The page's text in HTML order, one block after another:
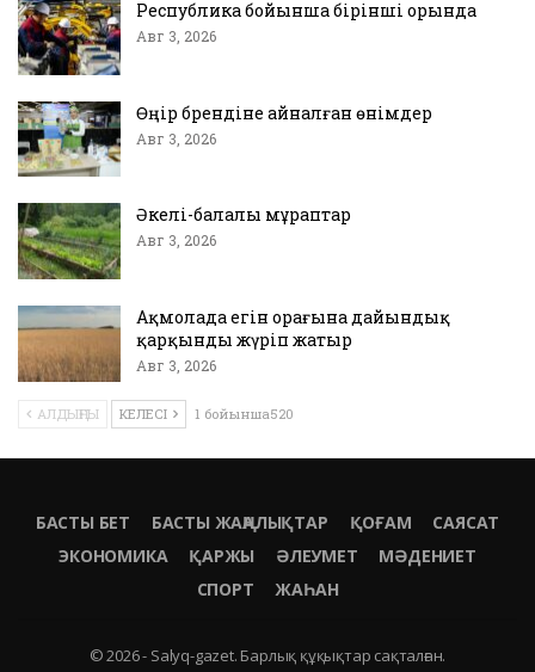
Республика бойынша бірінші орында
Авг 3, 2026
Өңір брендіне айналған өнімдер
Авг 3, 2026
Әкелі-балалы мұраптар
Авг 3, 2026
Ақмолада егін орағына дайындық
қарқынды жүріп жатыр
Авг 3, 2026
АЛДЫҢҒЫ КЕЛЕСІ 1 бойынша520
БАСТЫ БЕТ БАСТЫ ЖАҢАЛЫҚТАР ҚОҒАМ
САЯСАТ
ЭКОНОМИКА
ҚАРЖЫ ӘЛЕУМЕТ
МӘДЕНИЕТ
СПОРТ
ЖАҺАН
© 2026 - Salyq-gazet. Барлық құқықтар сақталған.